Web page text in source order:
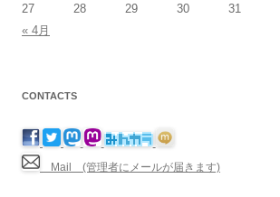
27
28 29 30
31
« 4月
CONTACTS
Mail (管理者にメールが届きます)